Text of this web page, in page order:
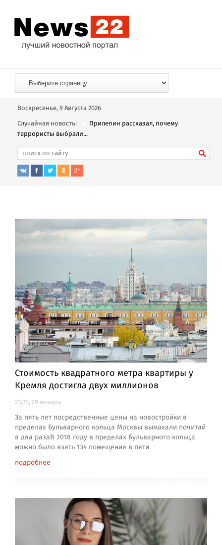
Воскресенье, 9 Августа 2026
Случайная новость:
Прилепин рассказал, почему
террористы выбрали...
Стоимость квадратного метра квартиры у
Кремля достигла двух миллионов
23:26, 29 январь
За пять лет посредственные цены на новостройки в
пределах Бульварного кольца Москвы вымахали почитай
в два разаВ 2018 году в пределах Бульварного кольца
можно было взять 134 помещения в пяти
подробнее